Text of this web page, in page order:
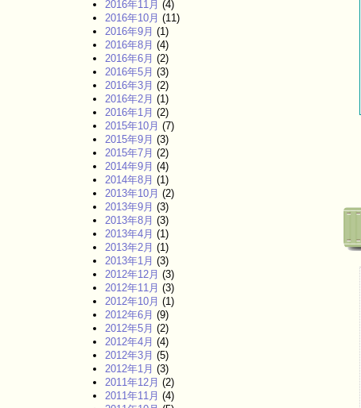
2016年11月 (4)
2016年10月 (11)
2016年9月 (1)
2016年8月 (4)
2016年6月 (2)
2016年5月 (3)
2016年3月 (2)
2016年2月 (1)
2016年1月 (2)
2015年10月 (7)
2015年9月 (3)
2015年7月 (2)
2014年9月 (4)
2014年8月 (1)
2013年10月 (2)
2013年9月 (3)
2013年8月 (3)
2013年4月 (1)
2013年2月 (1)
2013年1月 (3)
2012年12月 (3)
2012年11月 (3)
2012年10月 (1)
2012年6月 (9)
2012年5月 (2)
2012年4月 (4)
2012年3月 (5)
2012年1月 (3)
2011年12月 (2)
2011年11月 (4)